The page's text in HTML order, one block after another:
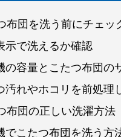
布団を洗う前にチェッ
で洗えるか確認
容量とこたつ布団の
れやホコリを前処理
布団の正しい洗濯方法
こたつ布団を洗う方